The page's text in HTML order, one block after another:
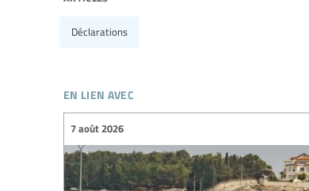
Déclarations
en lien avec
7 août 2026